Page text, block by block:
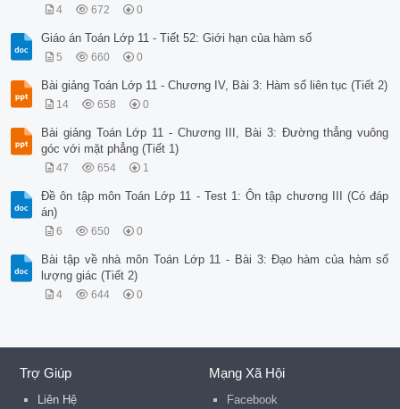
4 672 0
Giáo án Toán Lớp 11 - Tiết 52: Giới hạn của hàm số
5 660 0
Bài giảng Toán Lớp 11 - Chương IV, Bài 3: Hàm số liên tục (Tiết 2)
14 658 0
Bài giảng Toán Lớp 11 - Chương III, Bài 3: Đường thẳng vuông
góc với mặt phẳng (Tiết 1)
47 654 1
Đề ôn tập môn Toán Lớp 11 - Test 1: Ôn tập chương III (Có đáp
án)
6 650 0
Bài tập về nhà môn Toán Lớp 11 - Bài 3: Đạo hàm của hàm số
lượng giác (Tiết 2)
4 644 0
Trợ Giúp
Liên Hệ
Mạng Xã Hội
Facebook